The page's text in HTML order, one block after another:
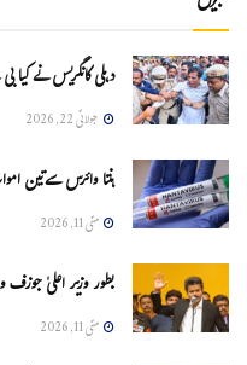
دہلی کانگریس نے کیا
جولائی 22, 2026
ہنتا وائرس سےتین
مئی 11, 2026
بطور وزیر اعلیٰ جوزف
مئی 11, 2026